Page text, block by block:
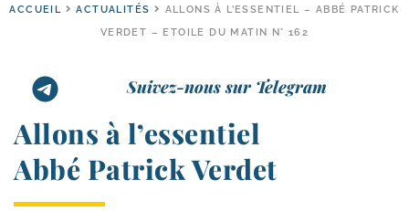
ACCUEIL ACTUALITÉS
ALLONS À L’ESSENTIEL – ABBÉ PATRICK
VERDET – ETOILE DU MATIN N° 162
Suivez-nous sur Telegram
Allons à l’essentiel
Abbé Patrick Verdet